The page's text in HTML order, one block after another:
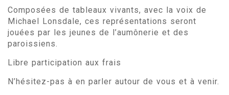
Composées de tableaux vivants, avec la voix de
Michael Lonsdale, ces représentations seront
jouées par les jeunes de l’aumônerie et des
paroissiens.
Libre participation aux frais
N’hésitez-pas à en parler autour de vous et à venir.